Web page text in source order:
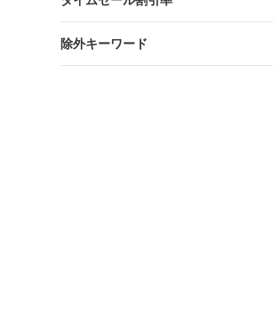
除外キーワード